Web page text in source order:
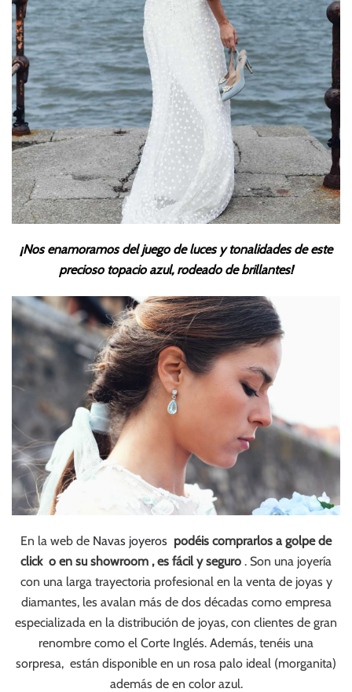
¡Nos enamoramos del juego de luces y tonalidades de este
precioso topacio azul, rodeado de brillantes!
En la web de Navas joyeros podéis comprarlos a golpe de
click o en su showroom , es fácil y seguro . Son una joyería
con una larga trayectoria profesional en la venta de joyas y
diamantes, les avalan más de dos décadas como empresa
especializada en la distribución de joyas, con clientes de gran
renombre como el Corte Inglés. Además, tenéis una
sorpresa, están disponible en un rosa palo ideal (morganita)
además de en color azul.